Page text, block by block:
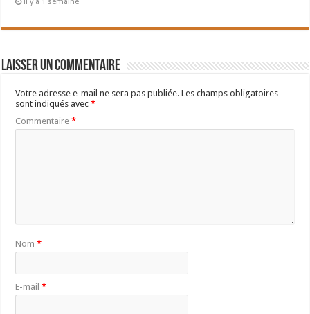
Laisser un commentaire
Votre adresse e-mail ne sera pas publiée. Les champs obligatoires
sont indiqués avec*
Commentaire*
Nom*
E-mail*